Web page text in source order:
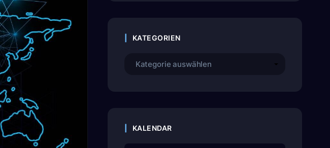
KATEGORIEN
Kategorien
KALENDAR